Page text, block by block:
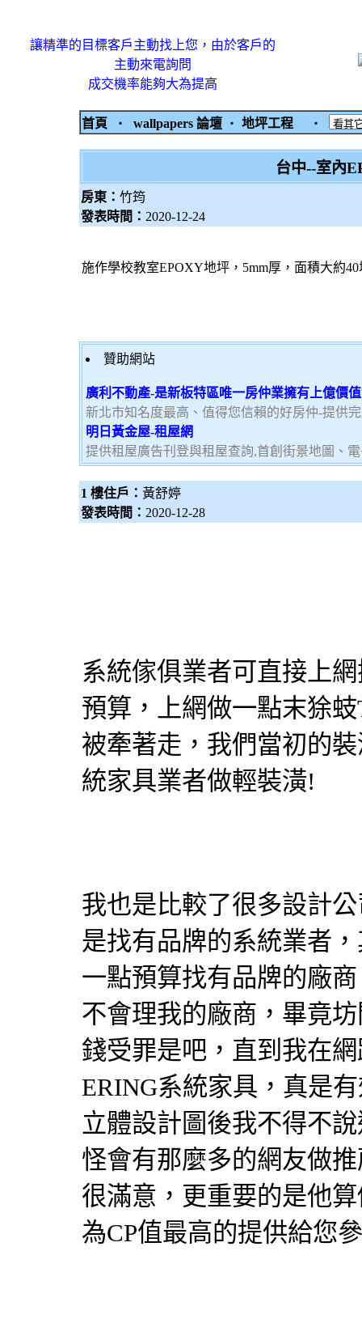
讓精準的目標客戶主動找上您，由於客戶的
主動來電詢問
成交機率能夠大為提高
首頁 ‧ wallpapers 論壇 ‧ 地坪工程 ‧
台中--室內
房東： 竹筠
發表時間： 2020-12-24
施作學校教室EPOXY地坪，5mm厚，面積大約
贊助網站
廣利不動產-是新板特區唯一房仲業擁有上億價
新北市知名度最高、值得您信賴的好房仲-提供
明日黃金屋-租屋網
提供租屋廣告刊登與租屋查詢,首創街景地圖、
1 樓住戶： 黃舒婷
發表時間： 2020-12-28
系統傢俱業者可直接上
預算，上網做一點末狳
被牽著走，我們當初的
統家具業者做輕裝潢!
我也是比較了很多設計
是找有品牌的系統業者
一點預算找有品牌的廠
不會理我的廠商，畢竟
錢受罪是吧，直到我在
ERING系統家具 ，真是
立體設計圖 後我不得不
怪會有那麼多的網友做
很滿意，更重要的是他
為CP值最高的提供給您